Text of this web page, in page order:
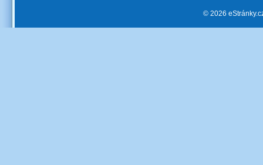
© 2026